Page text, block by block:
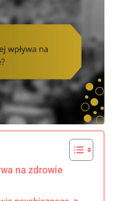
na zdrowie